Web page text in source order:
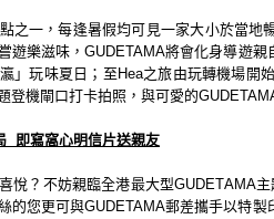
之一，每逢暑假均可見一家大小於當地
遊樂滋味，GUDETAMA將會化身導遊親
」玩味夏日；至Hea之旅由玩轉機場開始
登機閘口打卡拍照，與可愛的
即寫窩心明信片送親友
悅？不妨親臨全港最大型GUDETAMA
的您更可與GUDETAMA郵差攜手以特製